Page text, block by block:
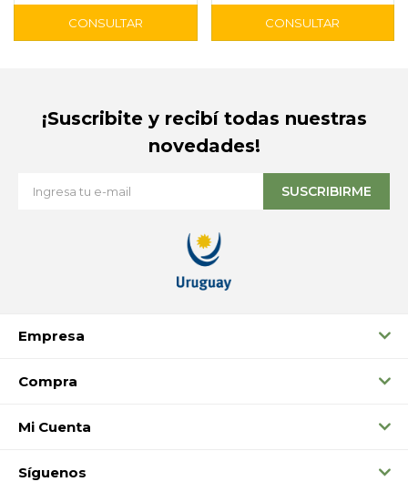
Empresa
Compra
Mi Cuenta
Síguenos
¡Suscribite y recibí todas nuestras
novedades!
SUSCRIBIRME